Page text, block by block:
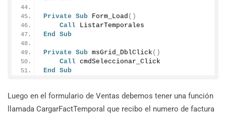
Private Sub Form_Load ()
Call ListarTemporales
End Sub
Private Sub msGrid_DblClick ()
Call cmdSeleccionar_Click
End Sub
Luego en el formulario de Ventas debemos tener una función
llamada CargarFactTemporal que recibo el numero de factura